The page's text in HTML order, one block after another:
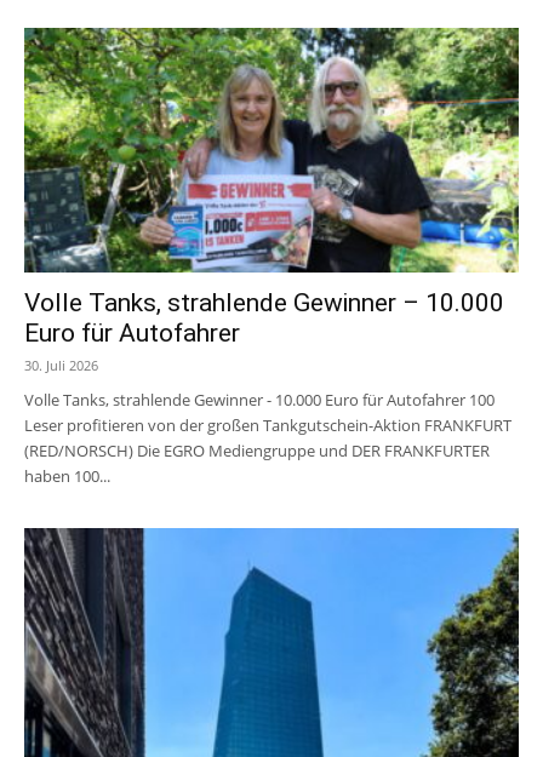
Volle Tanks, strahlende Gewinner – 10.000
Euro für Autofahrer
30. Juli 2026
Volle Tanks, strahlende Gewinner - 10.000 Euro für Autofahrer 100
Leser profitieren von der großen Tankgutschein-Aktion FRANKFURT
(RED/NORSCH) Die EGRO Mediengruppe und DER FRANKFURTER
haben 100...